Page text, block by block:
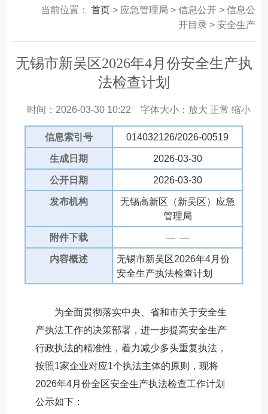
当前位置： 首页> 应急管理局 > 信息公开 > 信息公
开目录 > 安全生产
无锡市新吴区2026年4月份安全生产执
法检查计划
时间：2026-03-30 10:22 字体大小： 放大 正常 缩小
信息索引号 014032126/2026-00519
生成日期 2026-03-30
公开日期 2026-03-30
发布机构
无锡高新区（新吴区）应急
管理局
附件下载 — —
内容概述
无锡市新吴区2026年4月份
安全生产执法检查计划
为全面贯彻落实中央、省和市关于安全生
产执法工作的决策部署，进一步提高安全生产
行政执法的精准性，着力减少多头重复执法，
按照1家企业对应1个执法主体的原则，现将
2026年4月份全区安全生产执法检查工作计划
公示如下：